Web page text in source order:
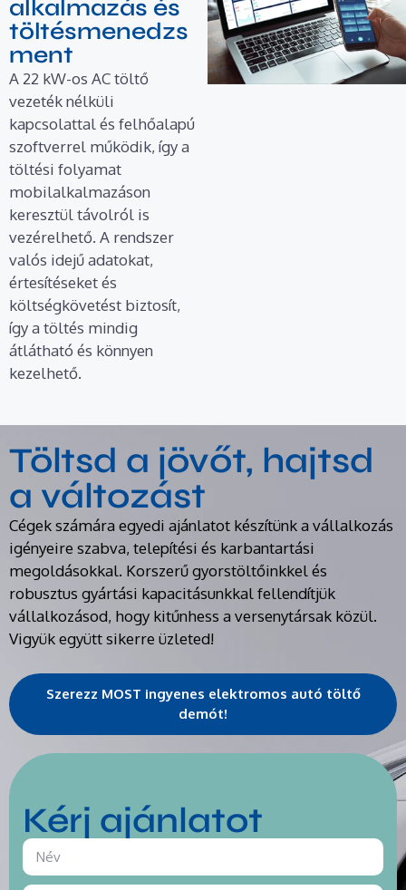
alkalmazás és
töltésmenedzs
ment
A 22 kW-os AC töltő
vezeték nélküli
kapcsolattal és felhőalapú
szoftverrel működik, így a
töltési folyamat
mobilalkalmazáson
keresztül távolról is
vezérelhető. A rendszer
valós idejű adatokat,
értesítéseket és
költségkövetést biztosít,
így a töltés mindig
átlátható és könnyen
kezelhető.
Töltsd a jövőt, hajtsd
a változást
Cégek számára egyedi ajánlatot készítünk a vállalkozás
igényeire szabva, telepítési és karbantartási
megoldásokkal. Korszerű gyorstöltőinkkel és
robusztus gyártási kapacitásunkkal fellendítjük
vállalkozásod, hogy kitűnhess a versenytársak közül.
Vigyük együtt sikerre üzleted!
Szerezz MOST ingyenes elektromos autó töltő
demót!
Kérj ajánlatot